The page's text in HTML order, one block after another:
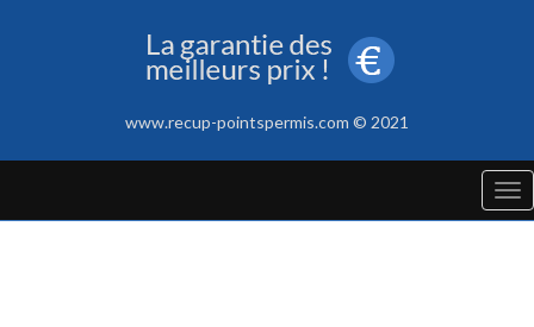
www.recup-pointspermis.com © 2021